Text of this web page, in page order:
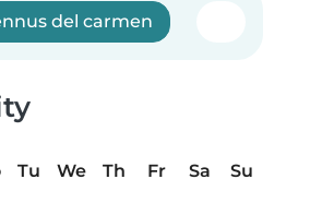
del carmen
Tu We Th Fr Sa
Su